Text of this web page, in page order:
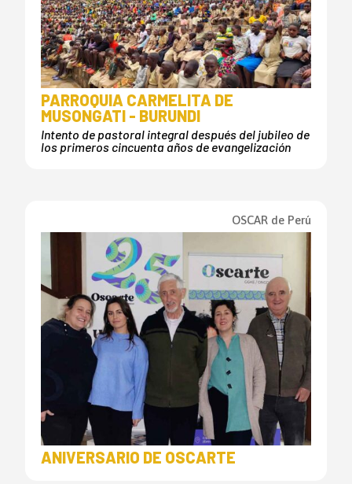
PARROQUIA CARMELITA DE
MUSONGATI - BURUNDI
Intento de pastoral integral después del jubileo de
los primeros cincuenta años de evangelización
OSCAR de Perú
ANIVERSARIO DE OSCARTE